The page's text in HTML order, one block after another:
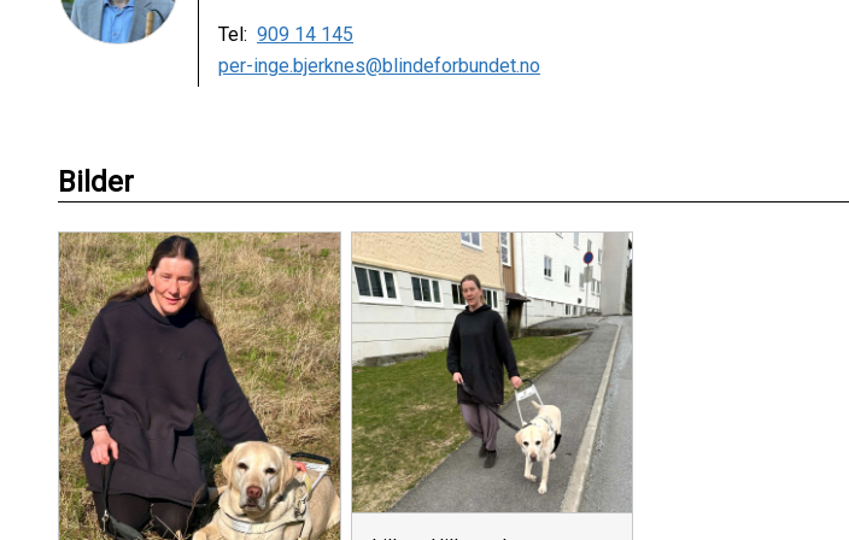
Tel: 909 14 145
per-inge.bjerknes@blindeforbundet.no
Bilder